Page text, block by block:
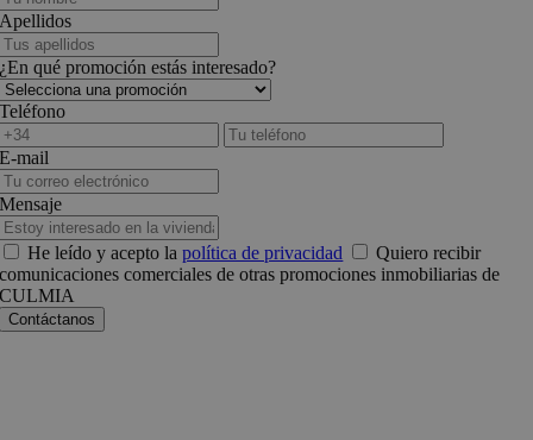
Apellidos
¿En qué promoción estás interesado?
Teléfono
E-mail
Mensaje
He leído y acepto lapolítica de privacidad
Quiero recibir
comunicaciones comerciales de otras promociones inmobiliarias de
CULMIA